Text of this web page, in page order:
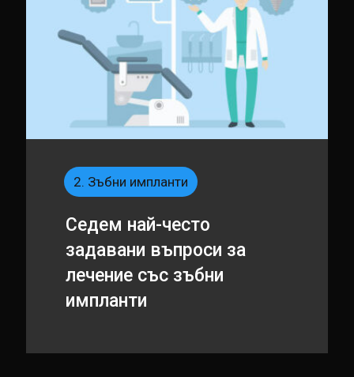
2. Зъбни импланти
Седем най-често
задавани въпроси за
лечение със зъбни
импланти